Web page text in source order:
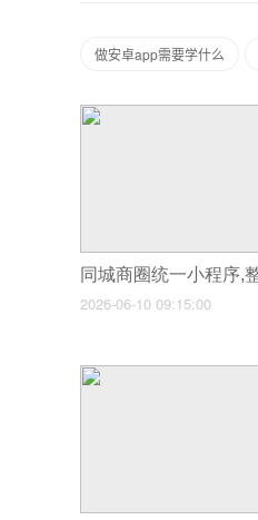
做安卓app需要学什么
2026-06-10 09:15:00